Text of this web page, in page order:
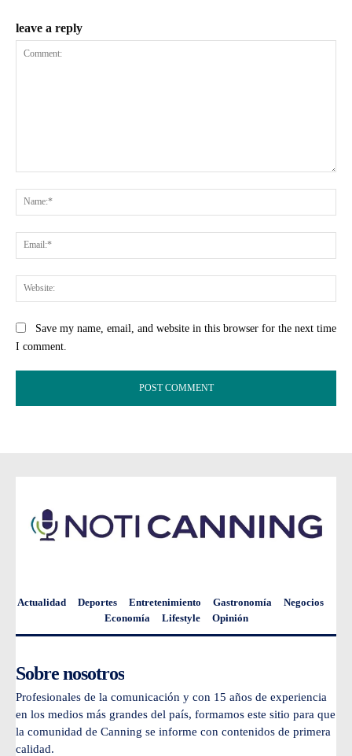
leave a reply
Save my name, email, and website in this browser for the next time
I comment.
Actualidad Deportes Entretenimiento Gastronomía
Negocios
Economía
Lifestyle Opinión
Sobre nosotros
Profesionales de la comunicación y con 15 años de experiencia
en los medios más grandes del país, formamos este sitio para que
la comunidad de Canning se informe con contenidos de primera
calidad.